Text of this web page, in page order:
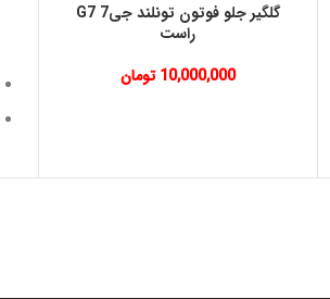
گلگير جلو فوتون تونلند جی7 G7
راست
10,000,000 تومان